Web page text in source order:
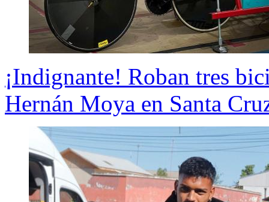
¡Indignante! Roban tres
Hernán Moya en Santa